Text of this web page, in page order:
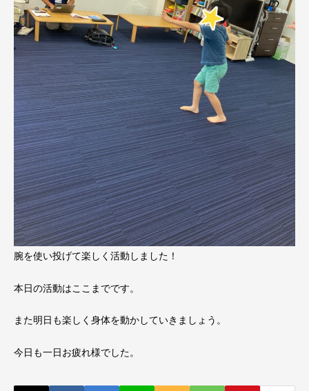
腕を使い投げて楽しく活動しました！
本日の活動はここまでです。
また明日も楽しく身体を動かしていきましょう。
今日も一日お疲れ様でした。